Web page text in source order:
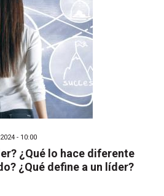
- 10:00
¿Qué lo hace diferente
¿Qué define a un líder?